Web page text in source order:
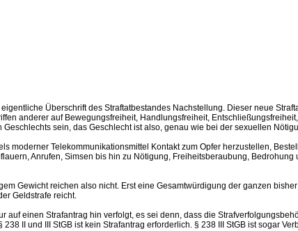
Überschrift des Straftatbestandes Nachstellung. Dieser neue
anderer auf Bewegungsfreiheit, Handlungsfreiheit,
sein, das Geschlecht ist also, genau wie bei der sexuellen
moderner Telekommunikationsmittel Kontakt zum Opfer herzustellen,
Anrufen, Simsen bis hin zu Nötigung, Freiheitsberaubung,
Gewicht reichen also nicht. Erst eine Gesamtwürdigung der ganzen
Geldstrafe reicht.
einen Strafantrag hin verfolgt, es sei denn, dass die
II und III StGB ist kein Strafantrag erforderlich. § 238 III StGB ist sogar